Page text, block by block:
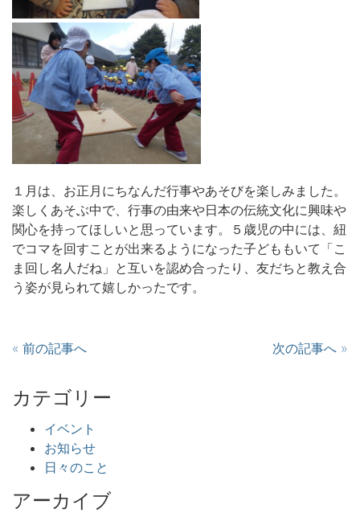
１月は、お正月にちなんだ行事やあそびを楽しみました。
楽しくあそぶ中で、行事の由来や日本の伝統文化に興味や
関心を持ってほしいと思っています。５歳児の中には、紐
でコマを回すことが出来るようになった子どももいて「こ
ま回し名人だね」と互いを認め合ったり、友だちと教え合
う姿が見られて嬉しかったです。
« 前の記事へ 次の記事へ »
カテゴリー
イベント
お知らせ
日々のこと
アーカイブ